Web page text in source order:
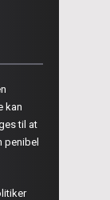
kan
til at
penibel